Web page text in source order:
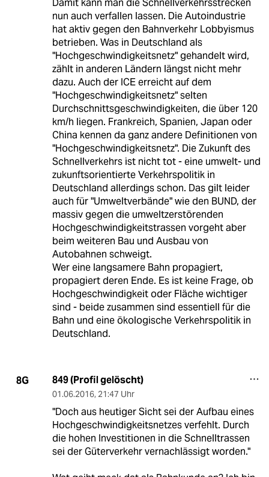
Damit kann man die Schnellverkehrsstrecken
nun auch verfallen lassen. Die Autoindustrie
hat aktiv gegen den Bahnverkehr Lobbyismus
betrieben. Was in Deutschland als
"Hochgeschwindigkeitsnetz" gehandelt wird,
zählt in anderen Ländern längst nicht mehr
dazu. Auch der ICE erreicht auf dem
"Hochgeschwindigkeitsnetz" selten
Durchschnittsgeschwindigkeiten, die über 120
km/h liegen. Frankreich, Spanien, Japan oder
China kennen da ganz andere Definitionen von
"Hochgeschwindigkeitsnetz". Die Zukunft des
Schnellverkehrs ist nicht tot - eine umwelt- und
zukunftsorientierte Verkehrspolitik in
Deutschland allerdings schon. Das gilt leider
auch für "Umweltverbände" wie den BUND, der
massiv gegen die umweltzerstörenden
Hochgeschwindigkeitstrassen vorgeht aber
beim weiteren Bau und Ausbau von
Autobahnen schweigt.
Wer eine langsamere Bahn propagiert,
propagiert deren Ende. Es ist keine Frage, ob
Hochgeschwindigkeit oder Fläche wichtiger
sind - beide zusammen sind essentiell für die
Bahn und eine ökologische Verkehrspolitik in
Deutschland.
8G 849 (Profil gelöscht)
01.06.2016, 21:47 Uhr
"Doch aus heutiger Sicht sei der Aufbau eines
Hochgeschwindigkeitsnetzes verfehlt. Durch
die hohen Investitionen in die Schnelltrassen
sei der Güterverkehr vernachlässigt worden."